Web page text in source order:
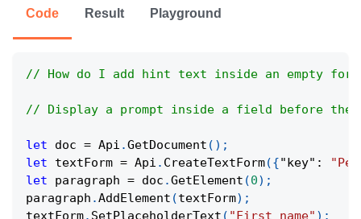
Code Result Playground
// How do I add hint text inside an empty
// Display a prompt inside a field before
let doc = Api .GetDocument ( ) ;
let textForm = Api . CreateTextForm({"key" :
let paragraph = doc .GetElement (0) ;
paragraph .AddElement (textForm) ;
textForm. SetPlaceholderText ( "First name" ) ;